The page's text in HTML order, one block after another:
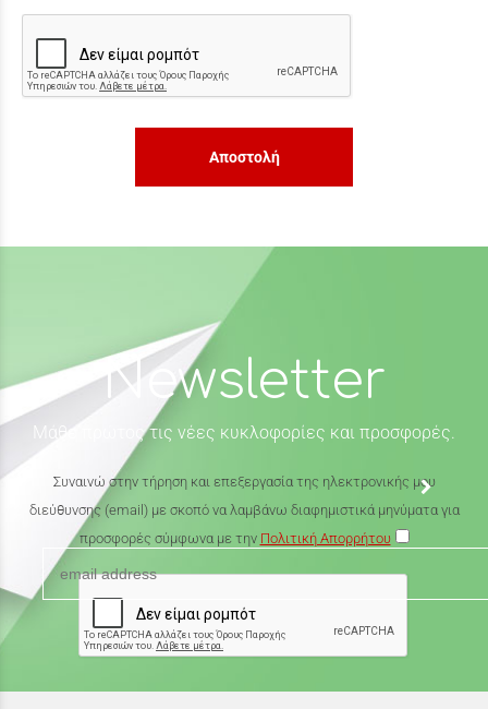
Αποστολή
Newsletter
Μάθε πρώτος τις νέες κυκλοφορίες και προσφορές.
Συναινώ στην τήρηση και επεξεργασία της ηλεκτρονικής μου
διεύθυνσης (email) με σκοπό να λαμβάνω διαφημιστικά μηνύματα για
προσφορές σύμφωνα με την Πολιτική Απορρήτου